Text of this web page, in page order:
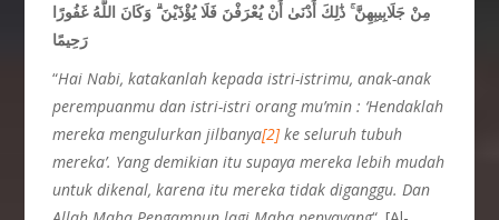
مِنْ جَلَابِيبِهِنَّ ۚ ذَٰلِكَ أَدْنَىٰ أَنْ يُعْرَفْنَ فَلَا يُؤْذَيْنَ ۗ وَكَانَ اللَّهُ غَفُورًا
رَحِيمًا
“Hai Nabi, katakanlah kepada istri-istrimu, anak-anak
perempuanmu dan istri-istri orang mu’min : ‘Hendaklah
mereka mengulurkan jilbanya[2]ke seluruh tubuh
mereka’. Yang demikian itu supaya mereka lebih mudah
untuk dikenal, karena itu mereka tidak diganggu. Dan